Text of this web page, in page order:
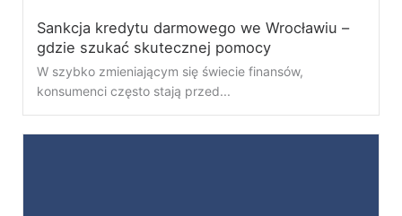
Sankcja kredytu darmowego we Wrocławiu –
gdzie szukać skutecznej pomocy
W szybko zmieniającym się świecie finansów,
konsumenci często stają przed...